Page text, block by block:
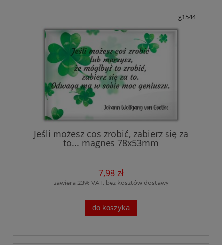
g1544
Jeśli możesz cos zrobić, zabierz się za
to... magnes 78x53mm
7,98 zł
zawiera 23% VAT, bez kosztów dostawy
do koszyka